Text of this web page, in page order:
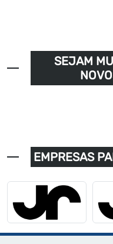
SEJAM
EMPRESAS